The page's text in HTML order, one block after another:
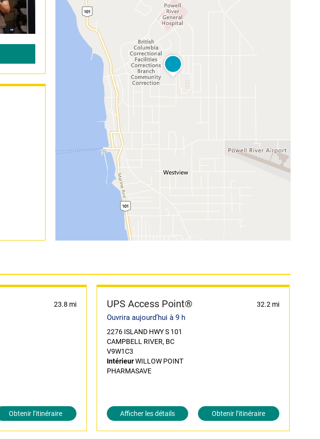
23.8 mi
Obtenir l’itinéraire
UPS Access Point® 32.2 mi
Ouvrira aujourd’hui à 9 h
2276 ISLAND HWY S 101
CAMPBELL RIVER, BC
V9W1C3
IntérieurWILLOW POINT
PHARMASAVE
Afficher les détails Obtenir l’itinéraire